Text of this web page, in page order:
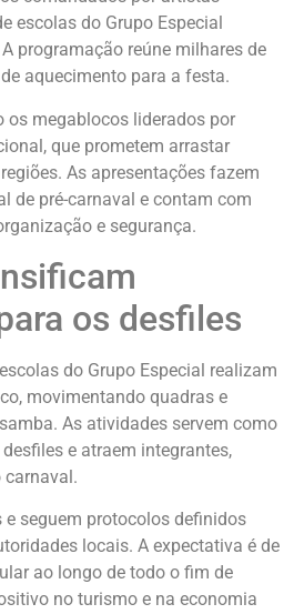
escolas do Grupo Especial
programação reúne milhares de
aquecimento para a festa.
os megablocos liderados por
que prometem arrastar
As apresentações fazem
de pré-carnaval e contam com
e segurança.
os desfiles
do Grupo Especial realizam
movimentando quadras e
As atividades servem como
e atraem integrantes,
carnaval.
e seguem protocolos definidos
locais. A expectativa é de
ao longo de todo o fim de
no turismo e na economia